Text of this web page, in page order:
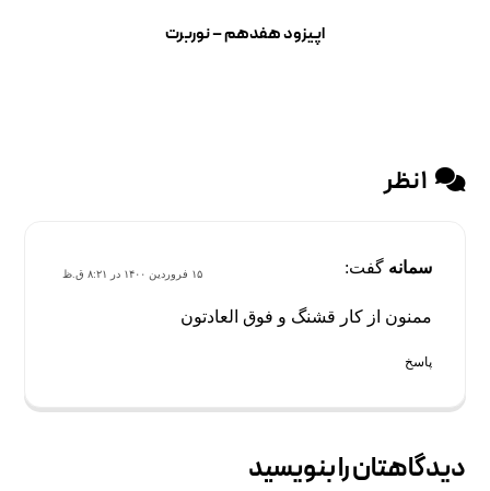
اپیزود هفدهم – نوربرت
۱ نظر
سمانه گفت: ۱۵ فروردین ۱۴۰۰ در ۸:۲۱ ق.ظ
ممنون از کار قشنگ و فوق العادتون
پاسخ
دیدگاهتان را بنویسید